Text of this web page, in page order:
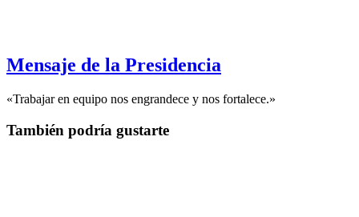
Mensaje de la Presidencia
«Trabajar en equipo nos engrandece y nos fortalece.»
También podría gustarte